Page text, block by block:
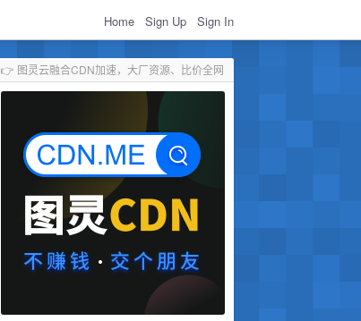
Home Sign Up Sign In
👉 图灵云融合CDN加速，大厂资源、比价全网